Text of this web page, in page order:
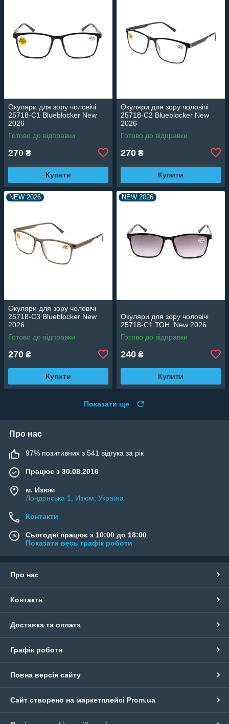
Окуляри для зору чоловічі
25718-C1 Blueblocker New
2026
Готово до відправки
270 ₴
Купити
Окуляри для зору чоловічі
25718-C2 Blueblocker New
2026
Готово до відправки
270 ₴
Купити
NEW 2026
Окуляри для зору чоловічі
25718-C3 Blueblocker New
2026
Готово до відправки
270 ₴
Купити
NEW 2026
Окуляри для зору чоловічі
25718-C1 ТОН. New 2026
Готово до відправки
240 ₴
Купити
Показати ще
Про нас
97% позитивних з 541 відгука за рік
Працює з 30.08.2016
м. Изюм
Лондонська 1, Изюм, Україна
Контакти
Сьогодні працює з 10:00 до 18:00
Показати весь графік роботи
Про нас
Контакти
Доставка та оплата
Графік роботи
Повна версія сайту
Сайт створено на маркетплейсі Prom.ua